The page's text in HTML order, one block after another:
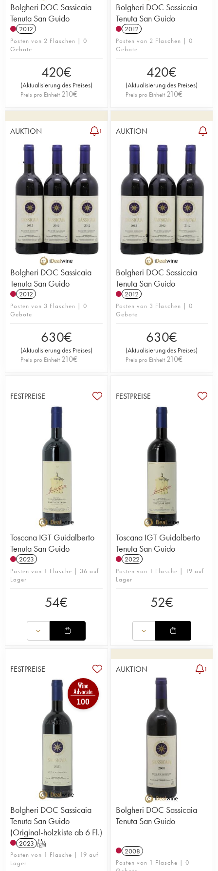
Bolgheri DOC Sassicaia
Tenuta San Guido
2012
Posten von 2 Flaschen | 0
Gebote
420€
(Aktualisierung des Preises)
Preis pro Einheit 210€
Bolgheri DOC Sassicaia
Tenuta San Guido
2012
Posten von 2 Flaschen | 0
Gebote
420€
(Aktualisierung des Preises)
Preis pro Einheit 210€
AUKTION 1
Bolgheri DOC Sassicaia
Tenuta San Guido
2012
Posten von 3 Flaschen | 0
Gebote
630€
(Aktualisierung des Preises)
Preis pro Einheit 210€
AUKTION
Bolgheri DOC Sassicaia
Tenuta San Guido
2012
Posten von 3 Flaschen | 0
Gebote
630€
(Aktualisierung des Preises)
Preis pro Einheit 210€
FESTPREISE
Toscana IGT Guidalberto
Tenuta San Guido
2023
Posten von 1 Flasche | 36 auf
Lager
54€
FESTPREISE
Toscana IGT Guidalberto
Tenuta San Guido
2022
Posten von 1 Flasche | 19 auf
Lager
52€
FESTPREISE
100
Bolgheri DOC Sassicaia
Tenuta San Guido
(Original-holzkiste ab 6 Fl.)
2023 T
Posten von 1 Flasche | 19 auf
Lager
AUKTION 1
Bolgheri DOC Sassicaia
Tenuta San Guido
2008
Posten von 1 Flasche | 0